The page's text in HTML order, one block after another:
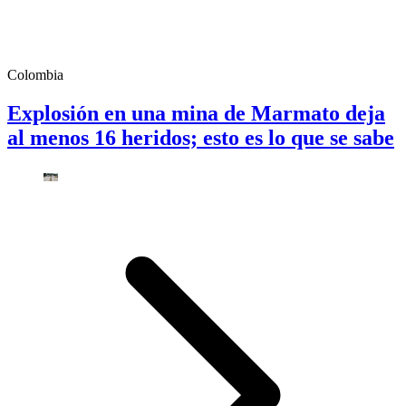
Colombia
Explosión en una mina de Marmato deja
al menos 16 heridos; esto es lo que se sabe